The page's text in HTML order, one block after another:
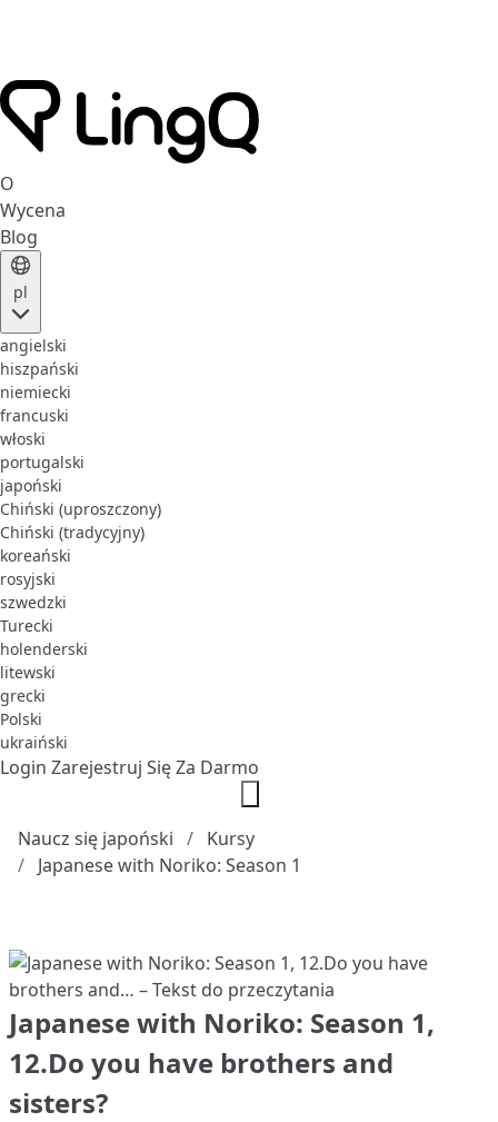
O
Wycena
Blog
pl
angielski
hiszpański
niemiecki
francuski
włoski
portugalski
japoński
Chiński (uproszczony)
Chiński (tradycyjny)
koreański
rosyjski
szwedzki
Turecki
holenderski
litewski
grecki
Polski
ukraiński
Login Zarejestruj Się Za Darmo
Naucz się japoński
Kursy
Japanese with Noriko: Season 1
Japanese with Noriko: Season 1,
12.Do you have brothers and
sisters?